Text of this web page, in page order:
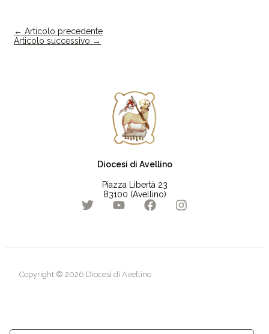
← Articolo precedente
Articolo successivo →
Diocesi di Avellino
Piazza Libertà 23
83100 (Avellino)
Copyright © 2026 Diocesi di Avellino